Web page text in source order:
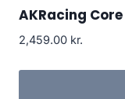
AKRacing Core
2,459.00 kr.